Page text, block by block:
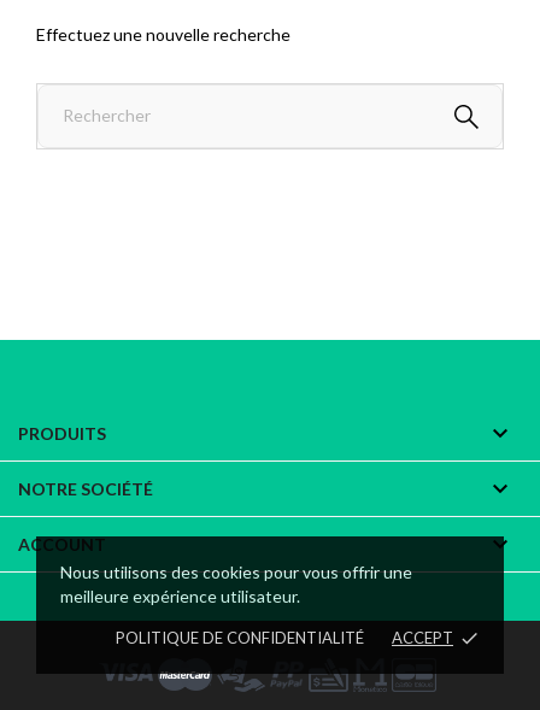
Nous utilisons des cookies pour vous offrir une
meilleure expérience utilisateur.
POLITIQUE DE CONFIDENTIALITÉ ACCEPT done
Effectuez une nouvelle recherche
PRODUITS 
NOTRE SOCIÉTÉ 
ACCOUNT 